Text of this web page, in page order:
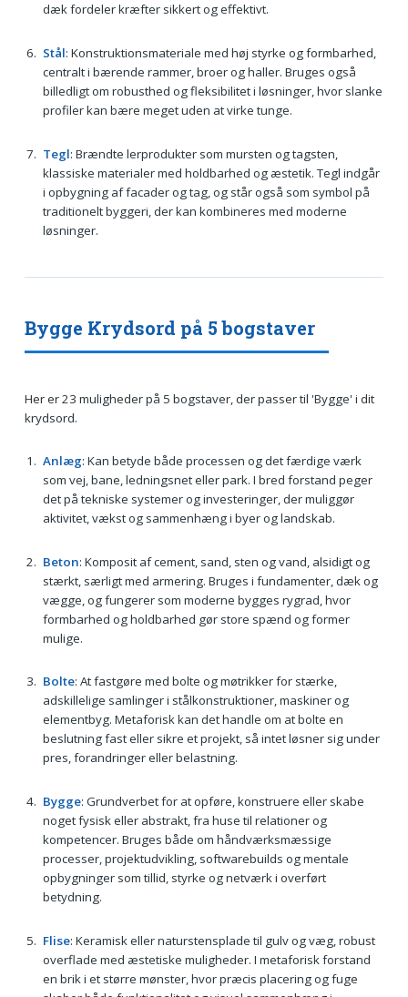
dæk fordeler kræfter sikkert og effektivt.
Stål: Konstruktionsmateriale med høj styrke og formbarhed,
centralt i bærende rammer, broer og haller. Bruges også
billedligt om robusthed og fleksibilitet i løsninger, hvor slanke
profiler kan bære meget uden at virke tunge.
Tegl: Brændte lerprodukter som mursten og tagsten,
klassiske materialer med holdbarhed og æstetik. Tegl indgår
i opbygning af facader og tag, og står også som symbol på
traditionelt byggeri, der kan kombineres med moderne
løsninger.
Bygge Krydsord på 5 bogstaver
Her er 23 muligheder på 5 bogstaver, der passer til 'Bygge' i dit
krydsord.
Anlæg: Kan betyde både processen og det færdige værk
som vej, bane, ledningsnet eller park. I bred forstand peger
det på tekniske systemer og investeringer, der muliggør
aktivitet, vækst og sammenhæng i byer og landskab.
Beton: Komposit af cement, sand, sten og vand, alsidigt og
stærkt, særligt med armering. Bruges i fundamenter, dæk og
vægge, og fungerer som moderne bygges rygrad, hvor
formbarhed og holdbarhed gør store spænd og former
mulige.
Bolte: At fastgøre med bolte og møtrikker for stærke,
adskillelige samlinger i stålkonstruktioner, maskiner og
elementbyg. Metaforisk kan det handle om at bolte en
beslutning fast eller sikre et projekt, så intet løsner sig under
pres, forandringer eller belastning.
Bygge: Grundverbet for at opføre, konstruere eller skabe
noget fysisk eller abstrakt, fra huse til relationer og
kompetencer. Bruges både om håndværksmæssige
processer, projektudvikling, softwarebuilds og mentale
opbygninger som tillid, styrke og netværk i overført
betydning.
Flise: Keramisk eller naturstensplade til gulv og væg, robust
overflade med æstetiske muligheder. I metaforisk forstand
en brik i et større mønster, hvor præcis placering og fuge